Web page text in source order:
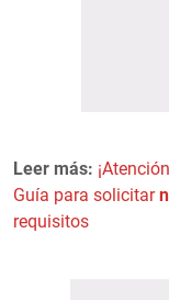
Leer más:
Guía para solicitar
requisitos